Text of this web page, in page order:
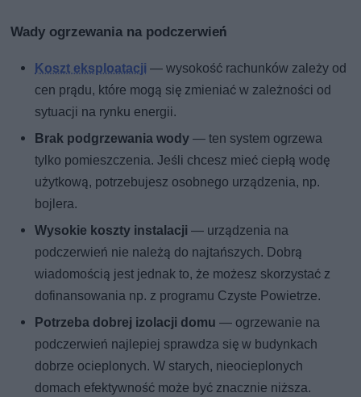
Wady ogrzewania na podczerwień
Koszt eksploatacji — wysokość rachunków zależy od
cen prądu, które mogą się zmieniać w zależności od
sytuacji na rynku energii.
Brak podgrzewania wody — ten system ogrzewa
tylko pomieszczenia. Jeśli chcesz mieć ciepłą wodę
użytkową, potrzebujesz osobnego urządzenia, np.
bojlera.
Wysokie koszty instalacji — urządzenia na
podczerwień nie należą do najtańszych. Dobrą
wiadomością jest jednak to, że możesz skorzystać z
dofinansowania np. z programu Czyste Powietrze.
Potrzeba dobrej izolacji domu — ogrzewanie na
podczerwień najlepiej sprawdza się w budynkach
dobrze ocieplonych. W starych, nieocieplonych
domach efektywność może być znacznie niższa.